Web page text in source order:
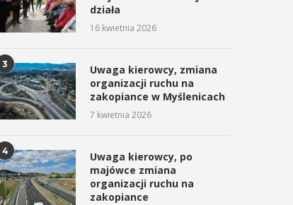
działa
16 kwietnia 2026
3
Uwaga kierowcy, zmiana
organizacji ruchu na
zakopiance w Myślenicach
7 kwietnia 2026
4
Uwaga kierowcy, po
majówce zmiana
organizacji ruchu na
zakopiance